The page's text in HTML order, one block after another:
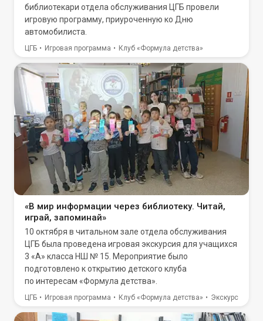
библиотекари отдела обслуживания ЦГБ провели
игровую программу, приуроченную ко Дню
автомобилиста.
ЦГБ Игровая программа Клуб «Формула детства»
«В мир информации через библиотеку. Читай,
играй, запоминай»
10 октября в читальном зале отдела обслуживания
ЦГБ была проведена игровая экскурсия для учащихся
3 «А» класса НШ № 15. Мероприятие было
подготовлено к открытию детского клуба
по интересам «Формула детства».
ЦГБ Игровая программа Клуб «Формула детства» Экскурсия